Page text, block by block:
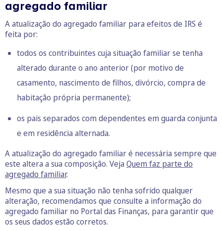
agregado familiar
A atualização do agregado familiar para efeitos de IRS é
feita por:
todos os contribuintes cuja situação familiar se tenha
alterado durante o ano anterior (por motivo de
casamento, nascimento de filhos, divórcio, compra de
habitação própria permanente);
os pais separados com dependentes em guarda conjunta
e em residência alternada.
A atualização do agregado familiar é necessária sempre que
este altera a sua composição. Veja Quem faz parte do
agregado familiar.
Mesmo que a sua situação não tenha sofrido qualquer
alteração, recomendamos que consulte a informação do
agregado familiar no Portal das Finanças, para garantir que
os seus dados estão corretos.